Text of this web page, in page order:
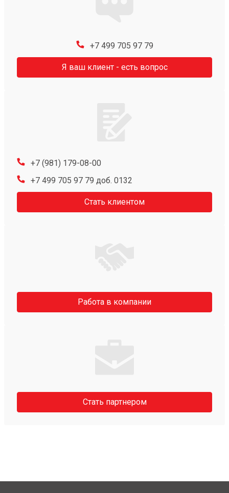
+7 499 705 97 79
Я ваш клиент - есть вопрос
+7 (981) 179-08-00
+7 499 705 97 79 доб. 0132
Стать клиентом
Работа в компании
Стать партнером